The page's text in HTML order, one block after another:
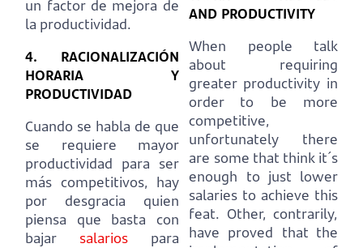
un factor de mejora de
la productividad.
4. RACIONALIZACIÓN
HORARIA Y
PRODUCTIVIDAD
Cuando se habla de que
se requiere mayor
productividad para ser
más competitivos, hay
por desgracia quien
piensa que basta con
bajar salariospara
AND PRODUCTIVITY
When people talk
about requiring
greater productivity in
order to be more
competitive,
unfortunately there
are some that think it´s
enough to just lower
salaries to achieve this
feat. Other, contrarily,
have proved that the